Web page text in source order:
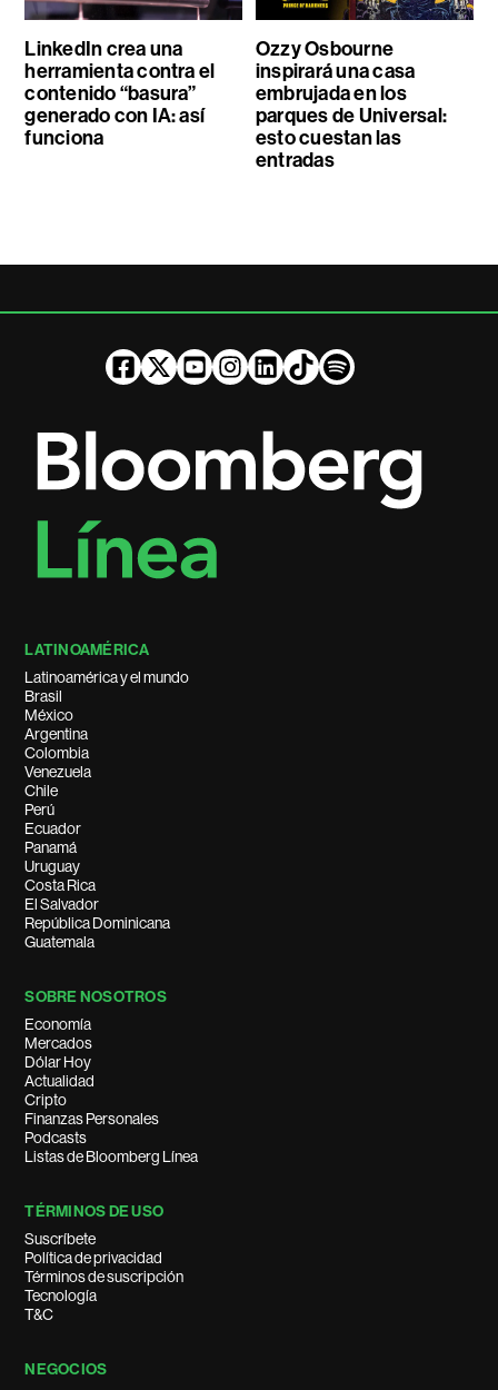
LinkedIn crea una
herramienta contra el
contenido “basura”
generado con IA: así
funciona
Ozzy Osbourne
inspirará una casa
embrujada en los
parques de Universal:
esto cuestan las
entradas
LATINOAMÉRICA
Latinoamérica y el mundo
Brasil
México
Argentina
Colombia
Venezuela
Chile
Perú
Ecuador
Panamá
Uruguay
Costa Rica
El Salvador
República Dominicana
Guatemala
SOBRE NOSOTROS
Economía
Mercados
Dólar Hoy
Actualidad
Cripto
Finanzas Personales
Podcasts
Listas de Bloomberg Línea
TÉRMINOS DE USO
Suscríbete
Política de privacidad
Términos de suscripción
Tecnología
T&C
NEGOCIOS